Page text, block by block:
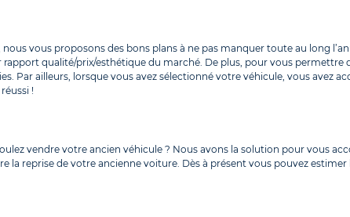
vous proposons des bons plans à ne pas manquer toute au long
qualité/prix/esthétique du marché. De plus, pour vous
Par ailleurs, lorsque vous avez sélectionné votre véhicule, vous avez
!
vendre votre ancien véhicule ? Nous avons la solution pour vous
la reprise de votre ancienne voiture. Dès à présent vous pouvez